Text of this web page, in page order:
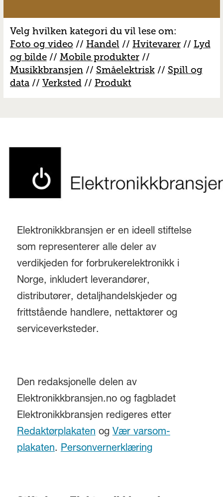
Velg hvilken kategori du vil lese om:
Foto og video // Handel // Hvitevarer// Lyd
og bilde// Mobile produkter//
Musikkbransjen// Småelektrisk// Spill og
data// Verksted // Produkt
Elektronikkbransjen er en ideell stiftelse
som representerer alle deler av
verdikjeden for forbrukerelektronikk i
Norge, inkludert leverandører,
distributører, detaljhandelskjeder og
frittstående handlere, nettaktører og
serviceverksteder.
Den redaksjonelle delen av
Elektronikkbransjen.no og fagbladet
Elektronikkbransjen redigeres etter
Redaktørplakatenog Vær varsom-
plakaten. Personvernerklæring